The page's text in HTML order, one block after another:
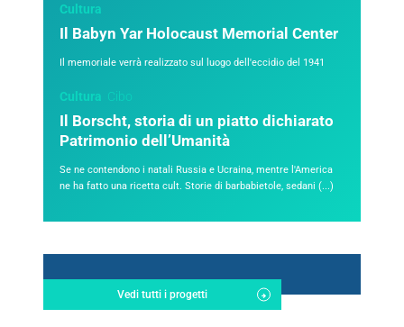
Cultura
Il Babyn Yar Holocaust Memorial Center
Il memoriale verrà realizzato sul luogo dell'eccidio del 1941
Cultura Cibo
Il Borscht, storia di un piatto dichiarato
Patrimonio dell’Umanità
Se ne contendono i natali Russia e Ucraina, mentre l'America
ne ha fatto una ricetta cult. Storie di barbabietole, sedani (...)
Vedi tutti i progetti